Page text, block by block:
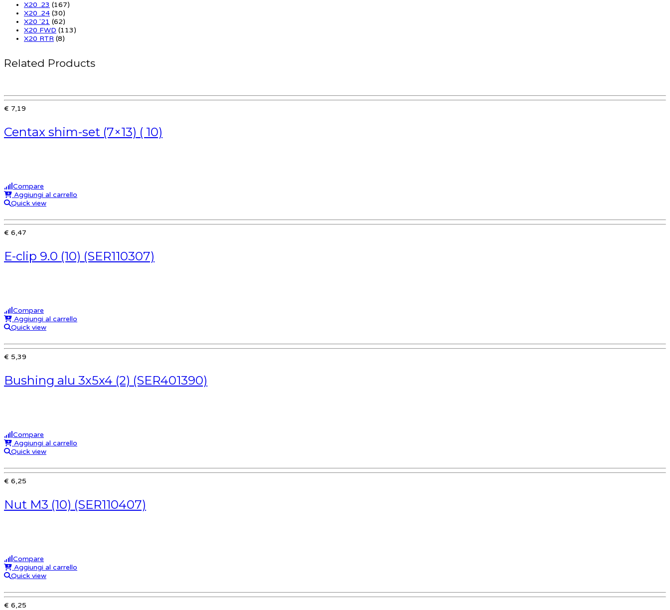
X20 .23 (167)
X20 .24 (30)
X20 '21 (62)
X20 FWD (113)
X20 RTR (8)
Related Products
€ 7,19
Centax shim-set (7×13) ( 10)
Compare
Aggiungi al carrello
Quick view
€ 6,47
E-clip 9.0 (10) (SER110307)
Compare
Aggiungi al carrello
Quick view
€ 5,39
Bushing alu 3x5x4 (2) (SER401390)
Compare
Aggiungi al carrello
Quick view
€ 6,25
Nut M3 (10) (SER110407)
Compare
Aggiungi al carrello
Quick view
€ 6,25